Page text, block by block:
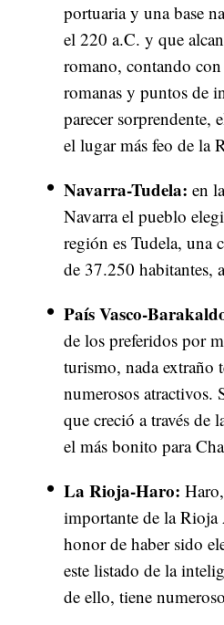
portuaria y una base
el 220 a.C. y que
romano, contando
romanas y puntos de
parecer sorprendente,
el lugar más feo de la
Navarra-Tudela: en
Navarra el pueblo
región es Tudela, una
de 37.250 habitantes,
País Vasco-
de los preferidos por
turismo, nada extraño
numerosos atractivos.
que creció a través de
el más bonito para
La Rioja-Haro:
importante de la
honor de haber sido
este listado de la
de ello, tiene